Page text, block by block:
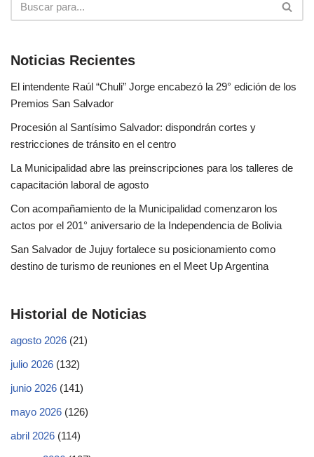
Noticias Recientes
El intendente Raúl “Chuli” Jorge encabezó la 29° edición de los
Premios San Salvador
Procesión al Santísimo Salvador: dispondrán cortes y
restricciones de tránsito en el centro
La Municipalidad abre las preinscripciones para los talleres de
capacitación laboral de agosto
Con acompañamiento de la Municipalidad comenzaron los
actos por el 201° aniversario de la Independencia de Bolivia
San Salvador de Jujuy fortalece su posicionamiento como
destino de turismo de reuniones en el Meet Up Argentina
Historial de Noticias
agosto 2026 (21)
julio 2026 (132)
junio 2026 (141)
mayo 2026 (126)
abril 2026 (114)